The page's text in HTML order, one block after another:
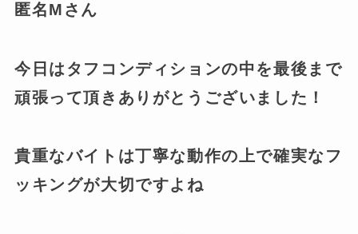
匿名Mさん
今日はタフコンディションの中を最後まで
頑張って頂きありがとうございました！
貴重なバイトは丁寧な動作の上で確実なフ
ッキングが大切ですよね